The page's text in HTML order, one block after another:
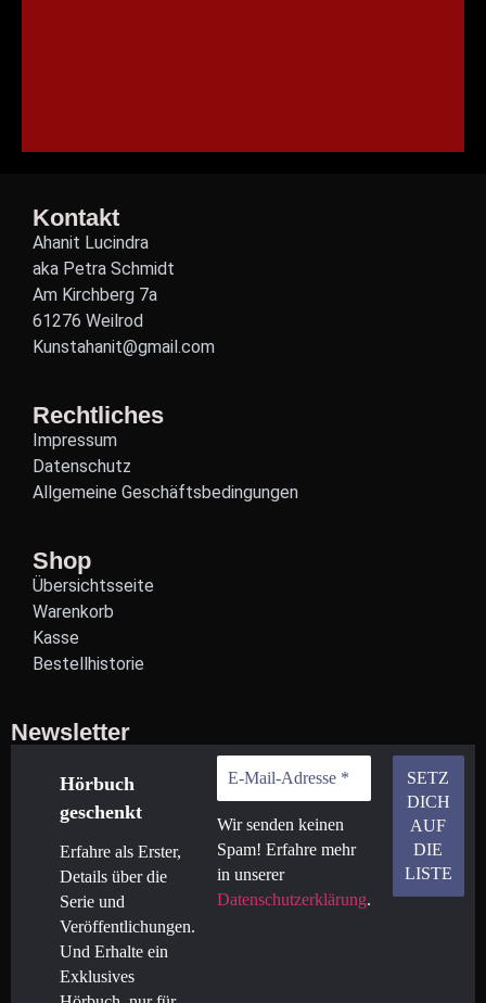
Kontakt
Ahanit Lucindra
aka Petra Schmidt
Am Kirchberg 7a
61276 Weilrod
Kunstahanit@gmail.com
Rechtliches
Impressum
Datenschutz
Allgemeine Geschäftsbedingungen
Shop
Übersichtsseite
Warenkorb
Kasse
Bestellhistorie
Newsletter
Hörbuch
geschenkt
Erfahre als Erster,
Details über die
Serie und
Veröffentlichungen.
Und Erhalte ein
Exklusives
Wir senden keinen
Spam! Erfahre mehr
in unserer
Datenschutzerklärung.